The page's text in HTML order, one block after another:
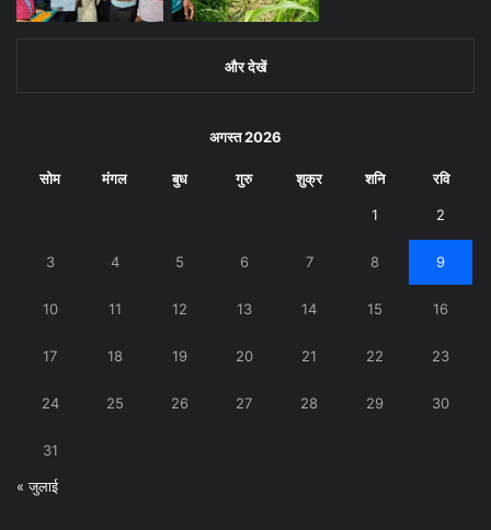
और देखें
अगस्त 2026
सोम मंगल बुध गुरु शुक्र शनि रवि
1 2
3 4 5 6 7 8 9
10 11 12 13 14 15 16
17 18 19 20 21 22 23
24 25 26 27 28 29 30
31
« जुलाई